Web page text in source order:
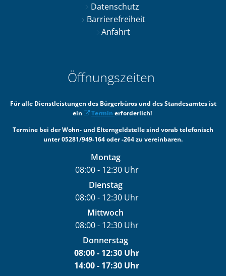
Datenschutz
Barrierefreiheit
Anfahrt
Öffnungszeiten
Für alle Dienstleistungen des Bürgerbüros und des Standesamtes ist
ein
Termin erforderlich!
Termine bei der Wohn- und Elterngeldstelle sind vorab telefonisch
unter 05281/949-164 oder -264 zu vereinbaren.
Montag
08:00- 12:30Uhr
Von 08:00 bis 12:30 Uhr
Dienstag
08:00- 12:30Uhr
Von 08:00 bis 12:30 Uhr
Mittwoch
08:00- 12:30Uhr
Von 08:00 bis 12:30 Uhr
Donnerstag
08:00- 12:30 Uhr
Von 08:00 bis 12:30 Uhr
14:00- 17:30 Uhr